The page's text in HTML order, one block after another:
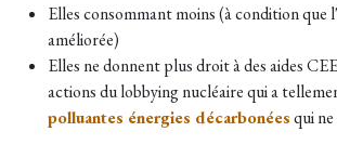
Elles consommant moins (à condition que
améliorée)
Elles ne donnent plus droit à des aides
actions du lobbying nucléaire qui a
polluantes énergies décarbonéesqui